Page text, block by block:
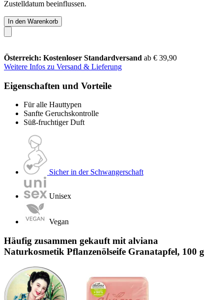
Zustelldatum beeinflussen.
In den Warenkorb
Österreich: Kostenloser Standardversand ab € 39,90
Weitere Infos zu Versand & Lieferung
Eigenschaften und Vorteile
Für alle Hauttypen
Sanfte Geruchskontrolle
Süß-fruchtiger Duft
Sicher in der Schwangerschaft
Unisex
Vegan
Häufig zusammen gekauft mit alviana
Naturkosmetik Pflanzenölseife Granatapfel, 100 g